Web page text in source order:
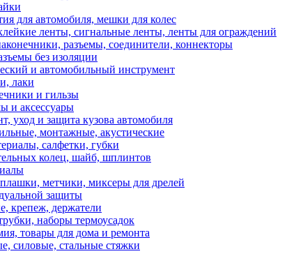
для автомобиля, мешки для колес
ленты, сигнальные ленты, ленты для ограждений
разъемы, соединители, коннекторы
без изоляции
и автомобильный инструмент
лаки
и гильзы
и аксессуары
уход и защита кузова автомобиля
монтажные, акустические
салфетки, губки
колец, шайб, шплинтов
метчики, миксеры для дрелей
защиты
крепеж, держатели
наборы термоусадок
товары для дома и ремонта
силовые, стальные стяжки